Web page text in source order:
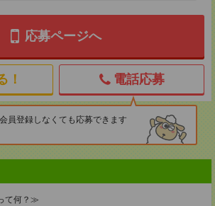
応募ページへ
！ 電話応募
員登録しなくても応募できます
て何？≫